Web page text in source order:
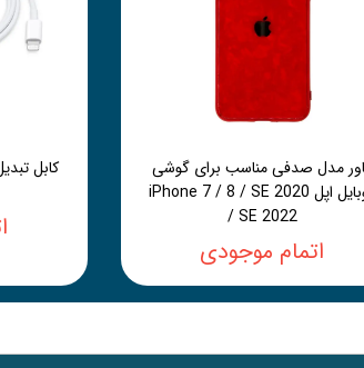
مدل صدفی مناسب برای گوشی
موبایل اپل iPhone 7 / 8 / SE 2020
/ SE 2022
اتمام موجودی